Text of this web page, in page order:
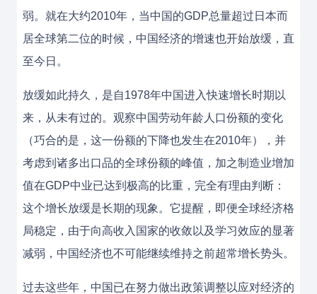
弱。就在大约2010年，当中国的GDP总量超过日本而
居全球第二位的时候，中国经济的增速也开始放缓，直
至今日。
放缓如此持久，是自1978年中国进入快速增长时期以
来，从未有过的。观察中国劳动年龄人口份额的变化
（巧合的是，这一份额的下降也发生在2010年），并
考虑到诸多出口品的全球份额的峰值，加之制造业增加
值在GDP中业已达到极高的比重，完全有理由判断：
这个增长放缓是长期的现象。它提醒，即便全球经济格
局稳定，由于向高收入国家的收敛以及学习效应的显著
减弱，中国经济也不可能继续维持之前超常增长势头。
过去这些年，中国已在努力做出政策调整以应对经济的